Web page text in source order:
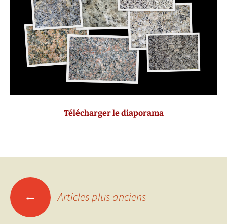
Télécharger le diaporama
Navigation
des
← Articles plus anciens